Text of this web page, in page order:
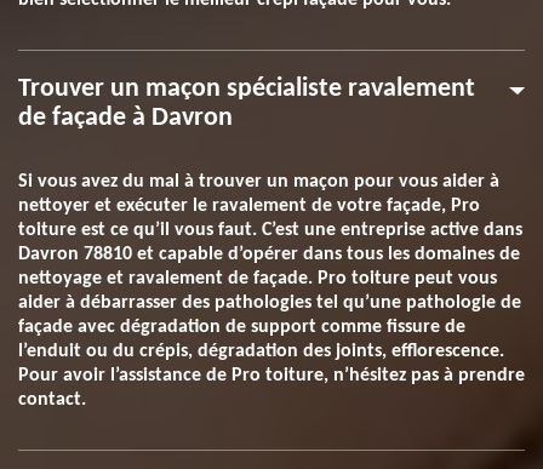
Trouver un maçon spécialiste ravalement
de façade à Davron
Si vous avez du mal à trouver un maçon pour vous aider à
nettoyer et exécuter le ravalement de votre façade, Pro
toiture est ce qu’il vous faut. C’est une entreprise active dans
Davron 78810 et capable d’opérer dans tous les domaines de
nettoyage et ravalement de façade. Pro toiture peut vous
aider à débarrasser des pathologies tel qu’une pathologie de
façade avec dégradation de support comme fissure de
l’enduit ou du crépis, dégradation des joints, efflorescence.
Pour avoir l’assistance de Pro toiture, n’hésitez pas à prendre
contact.